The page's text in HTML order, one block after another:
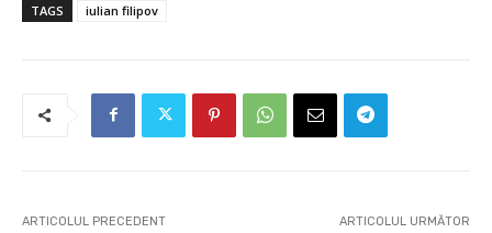
TAGS iulian filipov
ARTICOLUL PRECEDENT ARTICOLUL URMĂTOR